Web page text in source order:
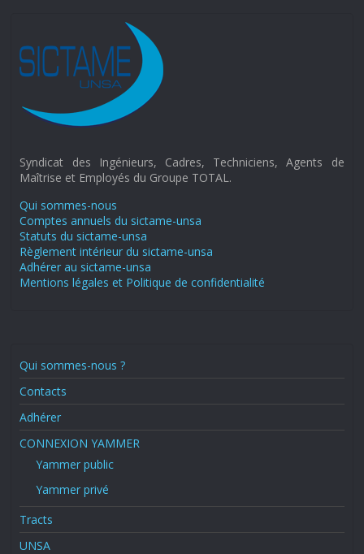
Syndicat des Ingénieurs, Cadres, Techniciens, Agents de
Maîtrise et Employés du Groupe TOTAL.
Qui sommes-nous
Comptes annuels du sictame-unsa
Statuts du sictame-unsa
Règlement intérieur du sictame-unsa
Adhérer au sictame-unsa
Mentions légales et Politique de confidentialité
Qui sommes-nous ?
Contacts
Adhérer
CONNEXION YAMMER
Yammer public
Yammer privé
Tracts
UNSA